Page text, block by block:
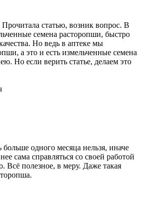
статью, возник вопрос. В
семена расторопши, быстро
Но ведь в аптеке мы
а это и есть измельченные семена
Но если верить статье, делаем это
одного месяца нельзя, иначе
сама справляться со своей работой
Всё полезное, в меру. Даже такая